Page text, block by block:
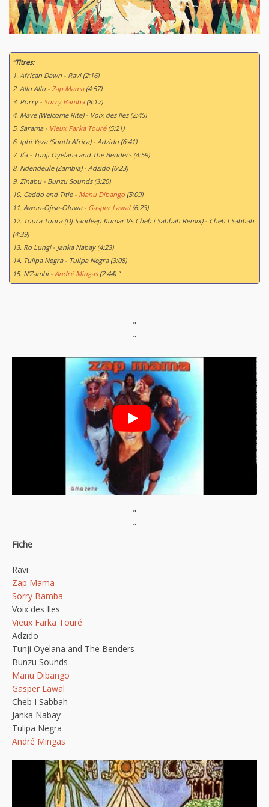
“Titres:
1. African Dawn - Ravi (2:16)
2. Allo Allo - Zap Mama(4:57)
3. Porry - Sorry Bamba(8:17)
4. Mave (Welcome Rite) - Voix des Iles (2:45)
5. Sarama - Vieux Farka Touré(5:21)
6. Iphi Yeza (South Africa) - Adzido (6:41)
7. Ifa - Tunji Oyelana and The Benders (4:59)
8. Ndendeule (Zambia) - Adzido (6:23)
9. Zinabu - Bunzu Sounds (3:20)
10. Ceddo end Title - Manu Dibango (5:09)
11. Awon-Ojise-Oluwa - Gasper Lawal(6:23)
12. Toura Toura (DJ Sandeep Kumar Vs Cheb i Sabbah Remix) - Cheb I Sabbah
(4:39)
13. Ro Lungi - Janka Nabay (4:23)
14. Tulipa Negra - Tulipa Negra (3:08)
15. N'Zambi - André Mingas(2:44) ”
"
"
"
"
Fiche
Ravi
Zap Mama
Sorry Bamba
Voix des Iles
Vieux Farka Touré
Adzido
Tunji Oyelana and The Benders
Bunzu Sounds
Manu Dibango
Gasper Lawal
Cheb I Sabbah
Janka Nabay
Tulipa Negra
André Mingas